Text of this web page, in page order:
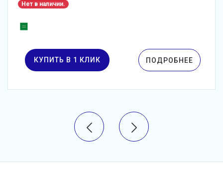
Нет в наличии.
КУПИТЬ В 1 КЛИК ПОДРОБНЕЕ